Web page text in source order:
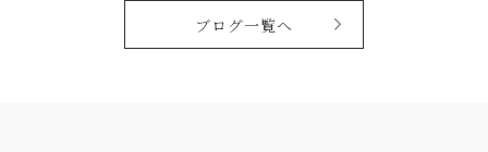
ブログ一覧へ